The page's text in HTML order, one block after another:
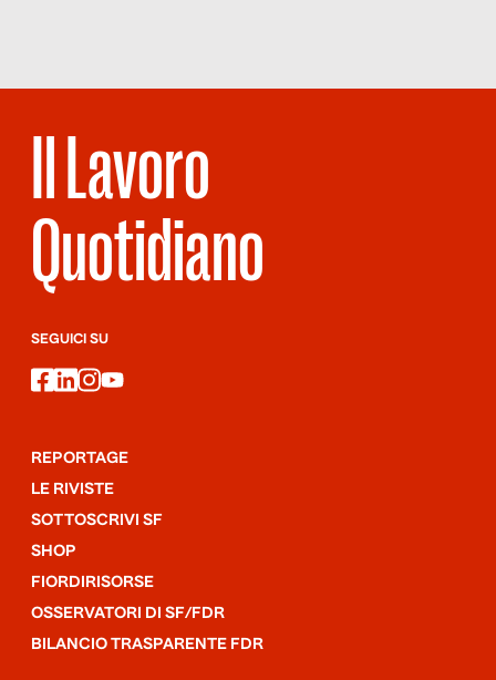
Il Lavoro
Quotidiano
SEGUICI SU
facebook
linkedin
instagram
youtube
REPORTAGE
LE RIVISTE
SOTTOSCRIVI SF
SHOP
FIORDIRISORSE
OSSERVATORI DI SF/FDR
BILANCIO TRASPARENTE FDR